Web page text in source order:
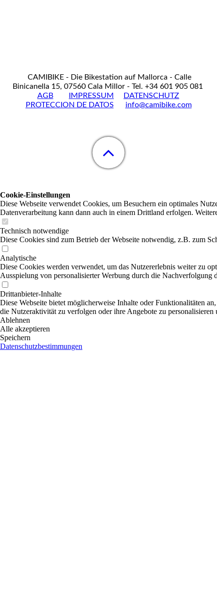
CAMIBIKE - Die Bikestation auf Mallorca - Calle
Binicanella 15, 07560 Cala Millor - Tel. +34 601 905 081
AGB
IMPRESSUM
DATENSCHUTZ
PROTECCION DE DATOS
info@camibike.com
Cookie-Einstellungen
Diese Webseite verwendet Cookies, um Besuchern ein optimales
Datenverarbeitung kann dann auch in einem Drittland erfolgen.
Technisch notwendige
Diese Cookies sind zum Betrieb der Webseite notwendig, z.B. zum
Analytische
Diese Cookies werden verwendet, um das Nutzererlebnis weiter zu
Ausspielung von personalisierter Werbung durch die Nachverfolgung
Drittanbieter-Inhalte
Diese Webseite bietet möglicherweise Inhalte oder Funktionalitäten
die Nutzeraktivität zu verfolgen oder ihre Angebote zu personalisieren
Ablehnen
Alle akzeptieren
Speichern
Datenschutzbestimmungen